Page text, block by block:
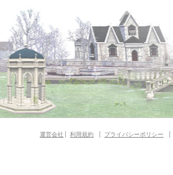
運営会社 利用規約 プライバシーポリシー